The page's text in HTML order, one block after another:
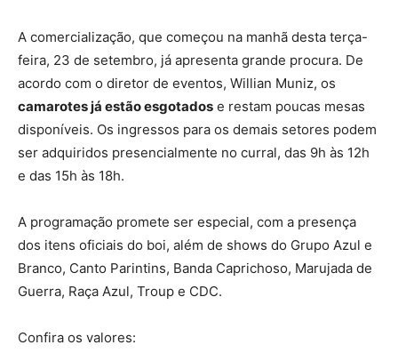
A comercialização, que começou na manhã desta terça-
feira, 23 de setembro, já apresenta grande procura. De
acordo com o diretor de eventos, Willian Muniz, os
camarotes já estão esgotados e restam poucas mesas
disponíveis. Os ingressos para os demais setores podem
ser adquiridos presencialmente no curral, das 9h às 12h
e das 15h às 18h.
A programação promete ser especial, com a presença
dos itens oficiais do boi, além de shows do Grupo Azul e
Branco, Canto Parintins, Banda Caprichoso, Marujada de
Guerra, Raça Azul, Troup e CDC.
Confira os valores: